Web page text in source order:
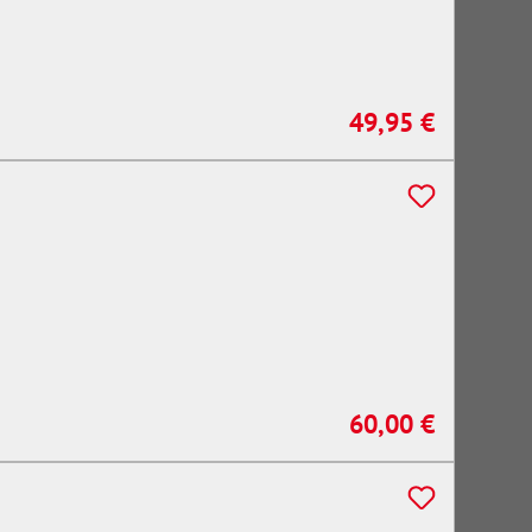
Regulärer Preis:
49,95 €
Regulärer Preis:
60,00 €